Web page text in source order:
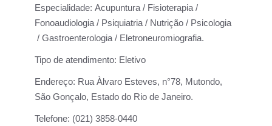
Especialidade: Acupuntura / Fisioterapia /
Fonoaudiologia / Psiquiatria / Nutrição / Psicologia
/ Gastroenterologia / Eletroneuromiografia.
Tipo de atendimento: Eletivo
Endereço: Rua Àlvaro Esteves, n°78, Mutondo,
São Gonçalo, Estado do Rio de Janeiro.
Telefone: (021) 3858-0440